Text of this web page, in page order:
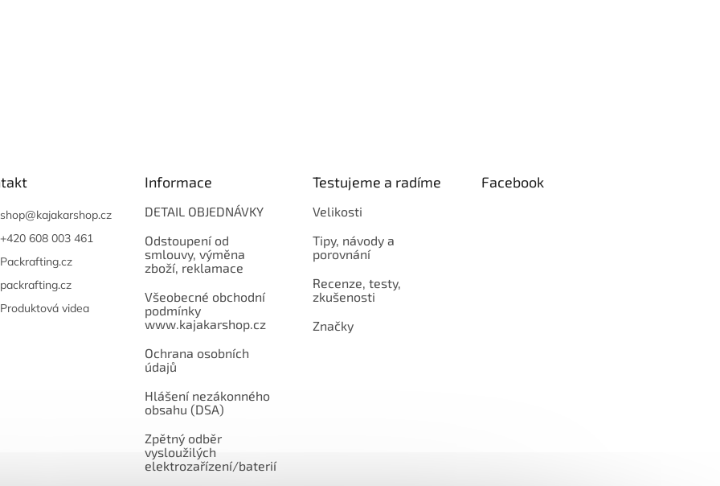
shop@kajakarshop.cz
+420 608 003 461
Packrafting.cz
packrafting.cz
Produktová videa
Informace
DETAIL OBJEDNÁVKY
Odstoupení od
smlouvy, výměna
zboží, reklamace
Všeobecné obchodní
podmínky
www.kajakarshop.cz
Ochrana osobních
údajů
Hlášení nezákonného
obsahu (DSA)
Zpětný odběr
vysloužilých
elektrozařízení/baterií
Testujeme a radíme
Velikosti
Tipy, návody a
porovnání
Recenze, testy,
zkušenosti
Značky
Facebook